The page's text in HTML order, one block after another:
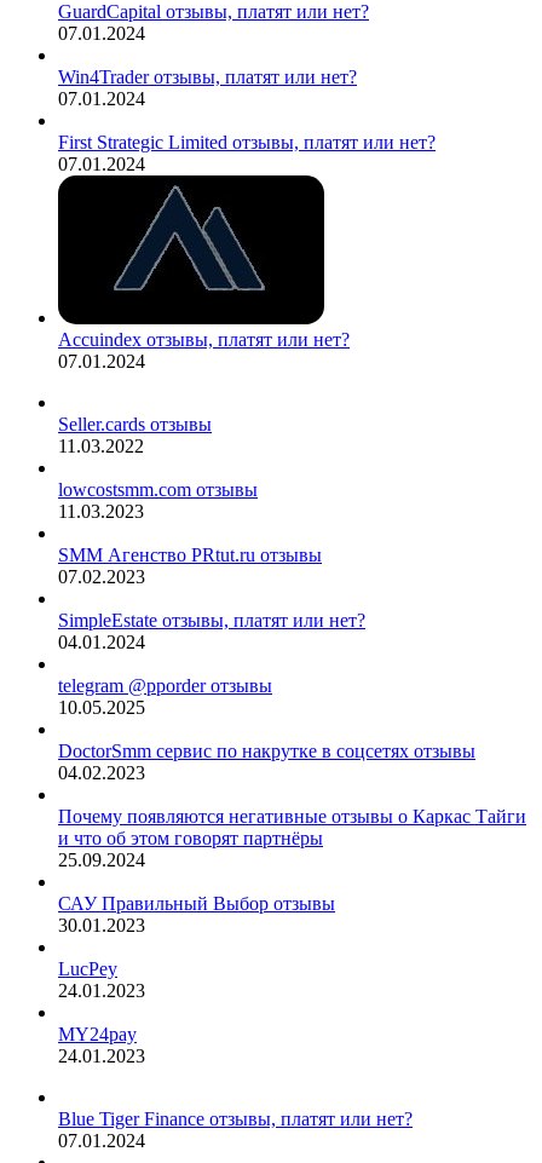
GuardCapital отзывы, платят или нет?
07.01.2024
Win4Trader отзывы, платят или нет?
07.01.2024
First Strategic Limited отзывы, платят или нет?
07.01.2024
Accuindex отзывы, платят или нет?
07.01.2024
Seller.cards отзывы
11.03.2022
lowcostsmm.com отзывы
11.03.2023
SMM Агенство PRtut.ru отзывы
07.02.2023
SimpleEstate отзывы, платят или нет?
04.01.2024
telegram @pporder отзывы
10.05.2025
DoctorSmm сервис по накрутке в соцсетях отзывы
04.02.2023
Почему появляются негативные отзывы о Каркас Тайги
и что об этом говорят партнёры
25.09.2024
САУ Правильный Выбор отзывы
30.01.2023
LucPey
24.01.2023
MY24pay
24.01.2023
Blue Tiger Finance отзывы, платят или нет?
07.01.2024